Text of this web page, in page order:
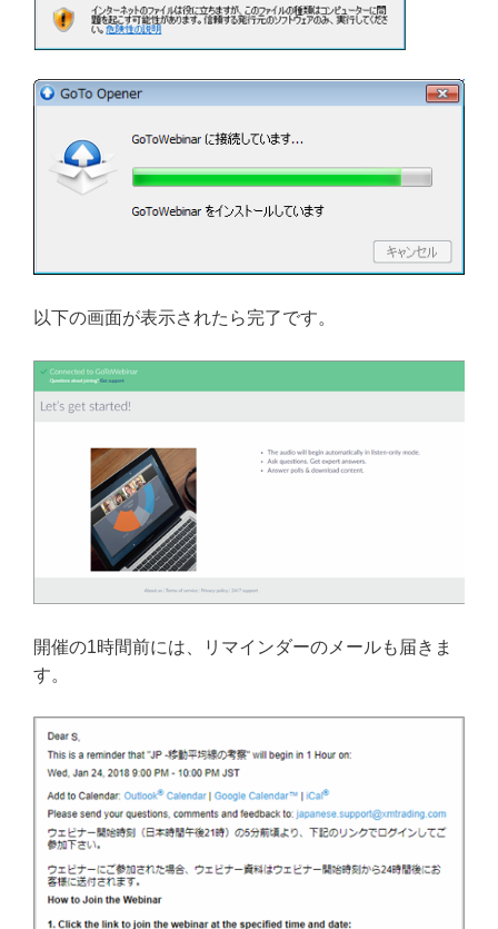
以下の画面が表示されたら完了です。
開催の1時間前には、リマインダーのメールも届きま
す。